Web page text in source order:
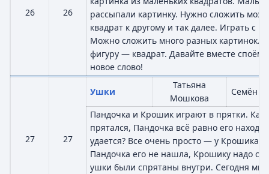
26 26
рассыпали картинку. Нужно сложить
квадрат к другому и так далее. Играть с
Можно сложить много разных картинок.
фигуру — квадрат. Давайте вместе споём
новое слово!
27 27
Ушки
Татьяна
Мошкова
Семён
Пандочка и Крошик играют в прятки.
прятался, Пандочка всё равно его
удается? Все очень просто — у Крошика
Пандочка его не нашла, Крошику надо
ушки были спрятаны внутри. Сегодня мы